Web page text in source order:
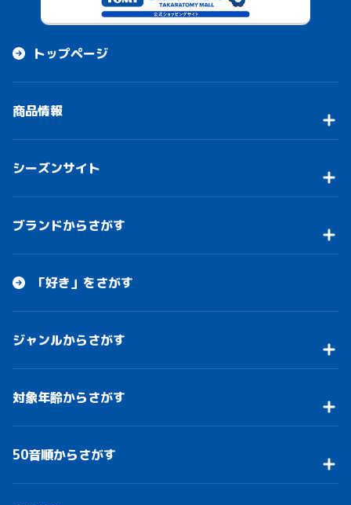
トップページ
商品情報
シーズンサイト
ブランドからさがす
「好き」をさがす
ジャンルからさがす
対象年齢からさがす
50音順からさがす